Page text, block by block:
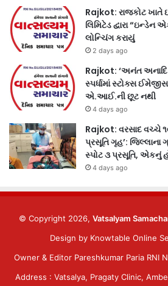
Rajkot: રાજકોટ ખાતે
લિમિટેડ દ્વારા “ઇન્ડેન
લોન્ચિંગ કરાયું
2 days ago
Rajkot: ‘અનંત અનાદિ
સ્પર્ધામાં સ્ટોક્સ
એ.આઈ.ની છૂટ નથી
4 days ago
Rajkot: વરસાદ વચ્ચે
પ્રસૂતિ ગૃહ’: જિલ્લાના
સ્પોટ ૩ પ્રસૂતિ, એકનું
4 days ago
© Copyright 2026, Vatsalyam
Design by Knowtable Online
Owner & Editor Pareshkumar Paria RNI
Address : Vatsalya, Pragaty Clinic,